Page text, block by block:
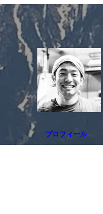
プロフィール